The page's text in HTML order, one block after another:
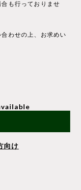
も行っておりませ
わせの上、お求めい
向け